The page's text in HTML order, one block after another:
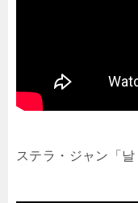
ステラ・ジャン「날